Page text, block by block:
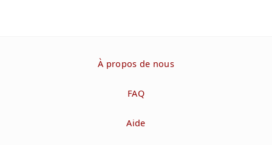
À propos de nous
FAQ
Aide